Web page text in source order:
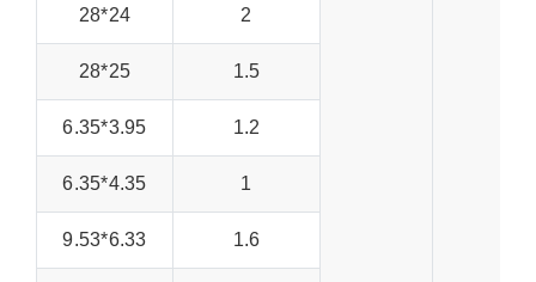
28*24 2
28*25 1.5
6.35*3.95 1.2
6.35*4.35 1
9.53*6.33 1.6